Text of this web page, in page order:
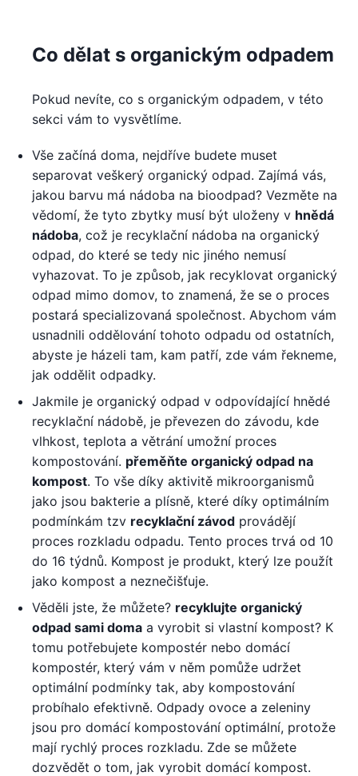
Co dělat s organickým odpadem
Pokud nevíte, co s organickým odpadem, v této
sekci vám to vysvětlíme.
Vše začíná doma, nejdříve budete muset
separovat veškerý organický odpad. Zajímá vás,
jakou barvu má nádoba na bioodpad? Vezměte na
vědomí, že tyto zbytky musí být uloženy v hnědá
nádoba, což je recyklační nádoba na organický
odpad, do které se tedy nic jiného nemusí
vyhazovat. To je způsob, jak recyklovat organický
odpad mimo domov, to znamená, že se o proces
postará specializovaná společnost. Abychom vám
usnadnili oddělování tohoto odpadu od ostatních,
abyste je házeli tam, kam patří, zde vám řekneme,
jak oddělit odpadky.
Jakmile je organický odpad v odpovídající hnědé
recyklační nádobě, je převezen do závodu, kde
vlhkost, teplota a větrání umožní proces
kompostování. přeměňte organický odpad na
kompost. To vše díky aktivitě mikroorganismů
jako jsou bakterie a plísně, které díky optimálním
podmínkám tzv recyklační závod provádějí
proces rozkladu odpadu. Tento proces trvá od 10
do 16 týdnů. Kompost je produkt, který lze použít
jako kompost a neznečišťuje.
Věděli jste, že můžete? recyklujte organický
odpad sami doma a vyrobit si vlastní kompost? K
tomu potřebujete kompostér nebo domácí
kompostér, který vám v něm pomůže udržet
optimální podmínky tak, aby kompostování
probíhalo efektivně. Odpady ovoce a zeleniny
jsou pro domácí kompostování optimální, protože
mají rychlý proces rozkladu. Zde se můžete
dozvědět o tom, jak vyrobit domácí kompost.